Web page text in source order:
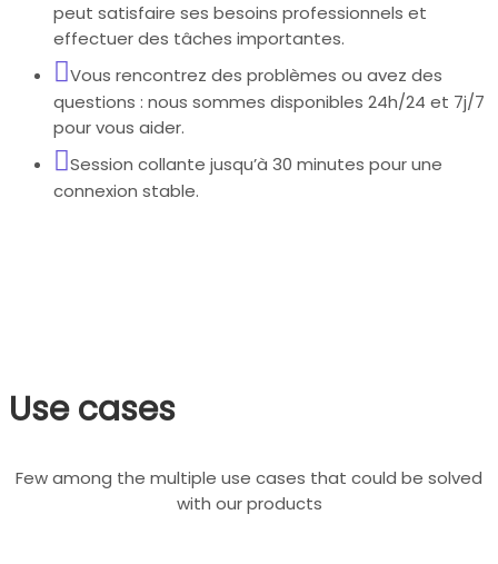
peut satisfaire ses besoins professionnels et
effectuer des tâches importantes.
Vous rencontrez des problèmes ou avez des
questions : nous sommes disponibles 24h/24 et 7j/7
pour vous aider.
Session collante jusqu’à 30 minutes pour une
connexion stable.
Use cases
Few among the multiple use cases that could be solved
with our products